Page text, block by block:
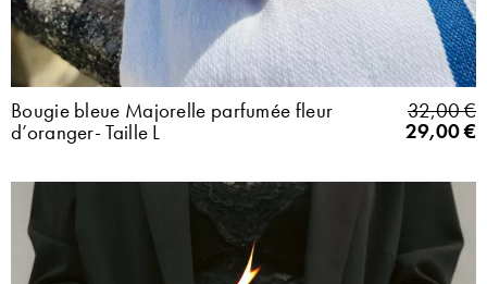
Bougie bleue Majorelle parfumée fleur
d’oranger- Taille L
32,00€
29,00€